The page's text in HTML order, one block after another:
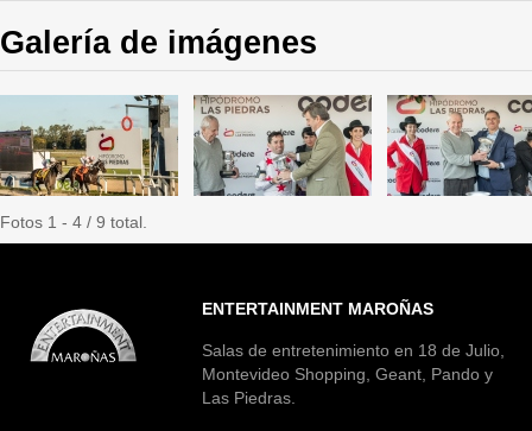
Galería de imágenes
Fotos 1 - 4 / 9 total.
ENTERTAINMENT MAROÑAS
Salas de entretenimiento en 18 de Julio,
Montevideo Shopping, Geant, Pando y
Las Piedras.